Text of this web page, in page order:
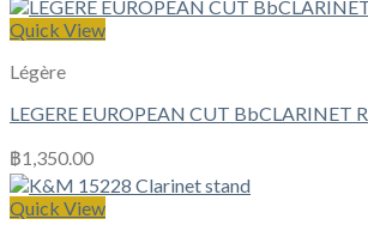
Quick View
Légère
LEGERE EUROPEAN CUT BbCLARINET
฿1,350.00
Quick View